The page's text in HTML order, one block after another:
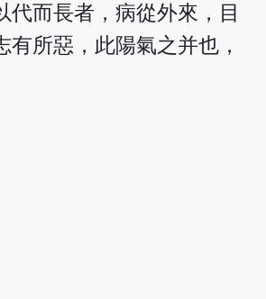
代而長者，病從外來，目
有所惡，此陽氣之并也，